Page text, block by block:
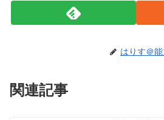
はりす＠
関連記事